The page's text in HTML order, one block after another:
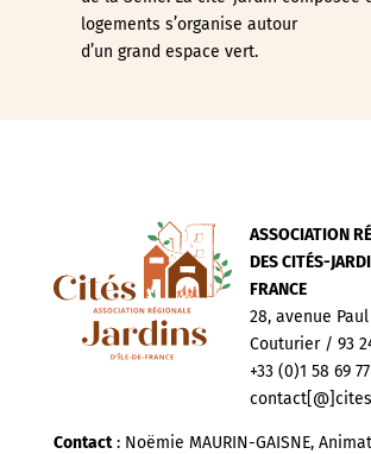
logements s’organise autour
d’un grand espace vert.
ASSOCIATION
DES CITÉS-
FRANCE
28, avenue
Couturier / 93
+33 (0)1 58 69
Contact: Noëmie MAURIN-GAISNE,